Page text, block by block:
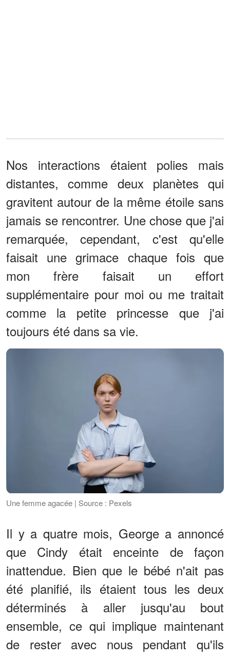
Nos interactions étaient polies mais
distantes, comme deux planètes qui
gravitent autour de la même étoile sans
jamais se rencontrer. Une chose que j'ai
remarquée, cependant, c'est qu'elle
faisait une grimace chaque fois que
mon frère faisait un effort
supplémentaire pour moi ou me traitait
comme la petite princesse que j'ai
toujours été dans sa vie.
Une femme agacée | Source : Pexels
Il y a quatre mois, George a annoncé
que Cindy était enceinte de façon
inattendue. Bien que le bébé n'ait pas
été planifié, ils étaient tous les deux
déterminés à aller jusqu'au bout
ensemble, ce qui implique maintenant
de rester avec nous pendant qu'ils